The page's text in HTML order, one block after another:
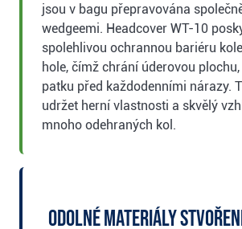
jsou v bagu přepravována
wedgeemi. Headcover WT-10
spolehlivou ochrannou bariéru
hole, čímž chrání úderovou
patku před každodenními nárazy.
udržet herní vlastnosti a skvělý
mnoho odehraných kol.
Odolné materiály